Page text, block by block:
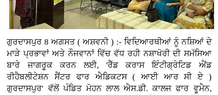
ਗੁਰਦਾਸਪੁਰ 8 ਅਗਸਤ ( ਅਸ਼ਵਨੀ ) :- ਵਿਦਿਆਰਥੀਆਂ ਨੂੰ ਨਸ਼ਿਆਂ ਦੇ
ਮਾੜੇ ਪ੍ਰਭਾਵਾਂ ਅਤੇ ਨੌਜਵਾਨਾਂ ਵਿੱਚ ਵੱਧ ਰਹੀ ਨਸ਼ਾਖੋਰੀ ਦੀ ਸਮੱਸਿਆ
ਬਾਰੇ ਜਾਗਰੂਕ ਕਰਨ ਲਈ, 'ਰੈੱਡ ਕਰਾਸ ਇੰਟੀਗ੍ਰੇਟਿਡ ਐਂਡ
ਰੀਹੈਬਲੀਟੇਸ਼ਨ ਸੈਂਟਰ ਫਾਰ ਐਡਿਕਟਸ ( ਆਈ ਆਰ ਸੀ ਏ )
ਗੁਰਦਾਸਪੁਰ' ਵੱਲੋਂ ਪੰਡਿਤ ਮੋਹਨ ਲਾਲ ਐਸ.ਡੀ. ਕਾਲਜ ਫਾਰ ਵੂਮੈਨ,